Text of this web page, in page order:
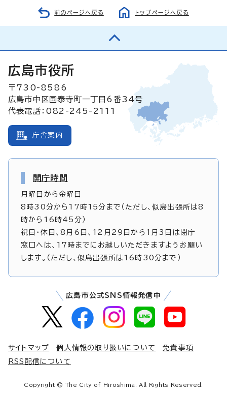
前のページへ戻る トップページへ戻る
広島市役所
〒730-8586
広島市中区国泰寺町一丁目6番34号
代表電話：082-245-2111
庁舎案内
開庁時間
月曜日から金曜日
8時30分から17時15分まで（ただし、似島出張所は8
時から16時45分）
祝日・休日、8月6日、12月29日から1月3日は閉庁
窓口へは、17時までにお越しいただきますようお願い
します。（ただし、似島出張所は16時30分まで）
広島市公式SNS情報発信中
サイトマップ 個人情報の取り扱いについて
免責事項
RSS配信について
Copyright © The City of Hiroshima. All Rights Reserved.